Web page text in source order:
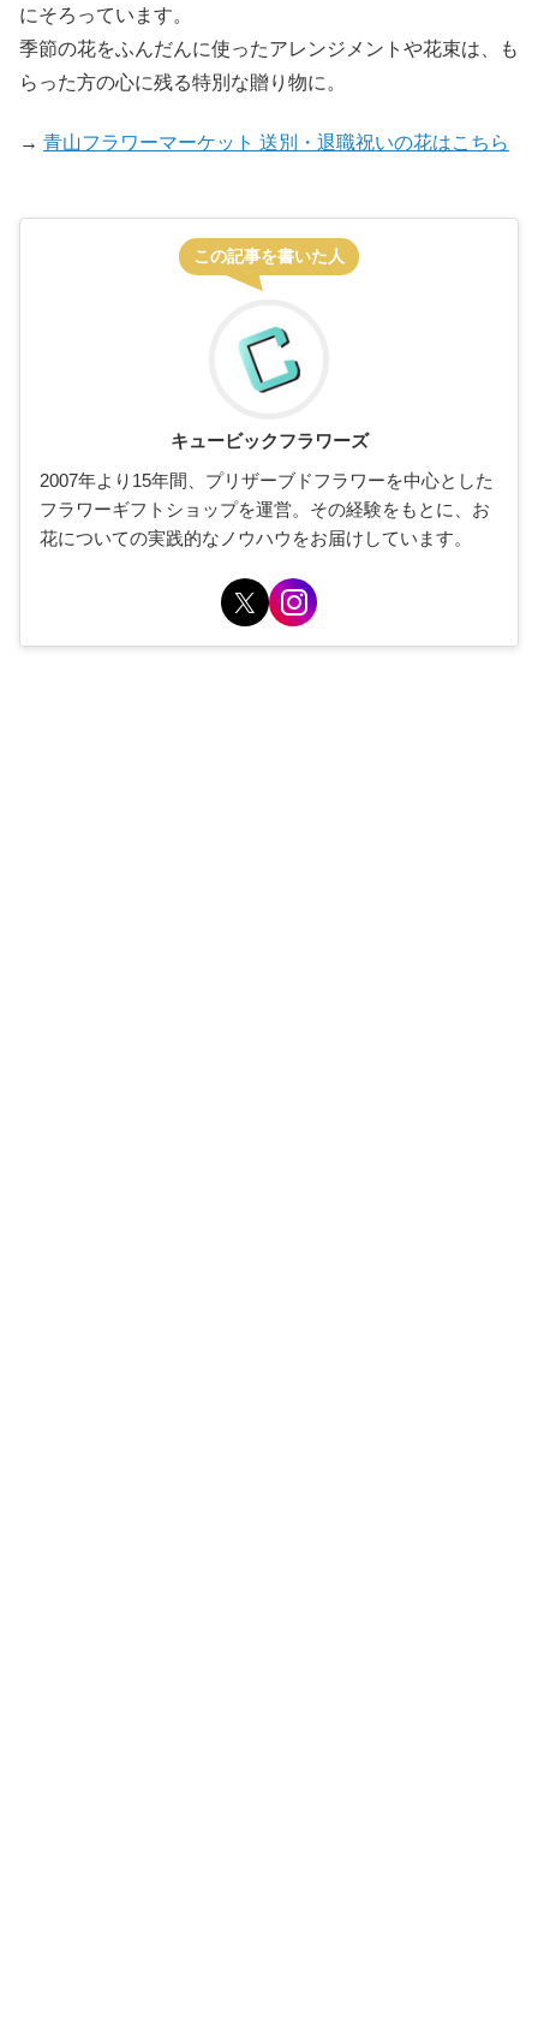
にそろっています。
季節の花をふんだんに使ったアレンジメントや花束は、も
らった方の心に残る特別な贈り物に。
→ 青山フラワーマーケット 送別・退職祝いの花はこちら
この記事を書いた人
キュービックフラワーズ
2007年より15年間、プリザーブドフラワーを中心とした
フラワーギフトショップを運営。その経験をもとに、お
花についての実践的なノウハウをお届けしています。